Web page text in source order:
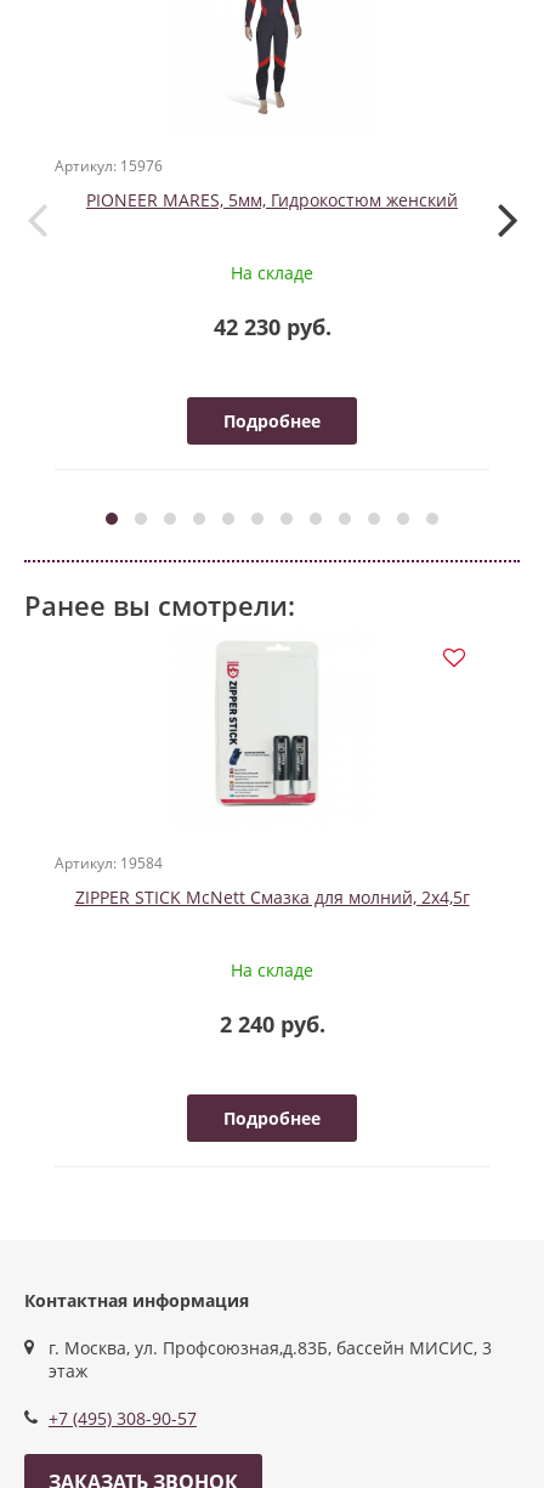
Артикул: 15976
PIONEER MARES, 5мм, Гидрокостюм женский
На складе
42 230 руб.
Подробнее
Ранее вы смотрели:
Артикул: 19584
ZIPPER STICK McNett Смазка для молний, 2х4,5г
На складе
2 240 руб.
Подробнее
Контактная информация
г. Москва, ул. Профсоюзная,д.83Б, бассейн МИСИС, 3
этаж
+7 (495) 308-90-57
ЗАКАЗАТЬ ЗВОНОК